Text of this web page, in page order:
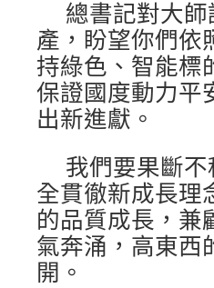
總書記對大
產，盼望你們依
持綠色、智能標
保證國度動力平
出新進獻。
我們要果斷
全貫徹新成長理
的品質成長，兼
氣奔涌，高東西
開。